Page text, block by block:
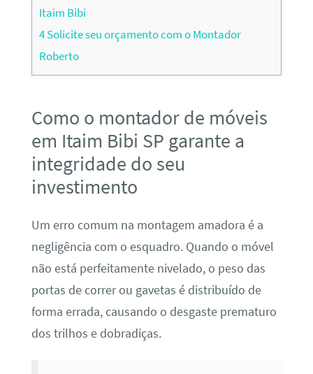
Itaim Bibi
4Solicite seu orçamento com o Montador
Roberto
Como o montador de móveis
em Itaim Bibi SP garante a
integridade do seu
investimento
Um erro comum na montagem amadora é a
negligência com o esquadro. Quando o móvel
não está perfeitamente nivelado, o peso das
portas de correr ou gavetas é distribuído de
forma errada, causando o desgaste prematuro
dos trilhos e dobradiças.